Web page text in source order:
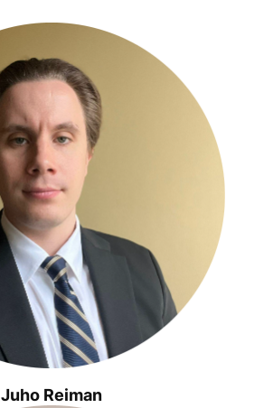
Juho Reiman